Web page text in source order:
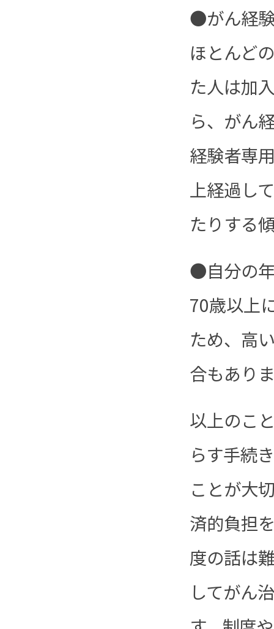
●がん経
ほとんど
た人は加
ら、がん
経験者専
上経過し
たりする
●自分の
70歳以上
ため、高
合もあり
以上のこ
らす手続
ことが大
済的負担
度の話は
してがん